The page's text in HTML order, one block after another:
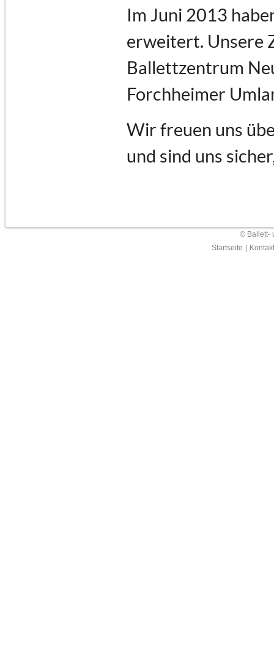
Im Juni 2013
erweitert. Unsere
Ballettzentrum
Forchheimer
Wir freuen uns
und sind uns
© Ballett-
Startseite
Kontakt